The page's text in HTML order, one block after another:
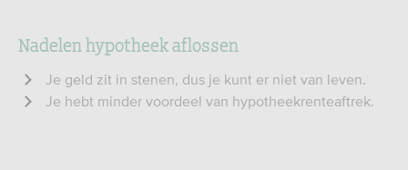
Nadelen hypotheek aflossen
Je geld zit in stenen, dus je kunt er niet van leven.
Je hebt minder voordeel van hypotheekrenteaftrek.